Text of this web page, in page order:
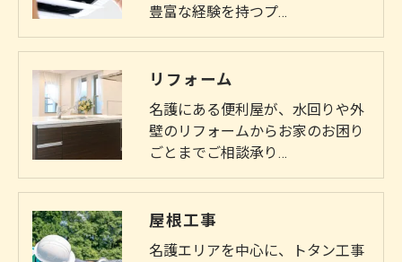
豊富な経験を持つプ…
リフォーム
名護にある便利屋が、水回りや外
壁のリフォームからお家のお困り
ごとまでご相談承り…
屋根工事
名護エリアを中心に、トタン工事